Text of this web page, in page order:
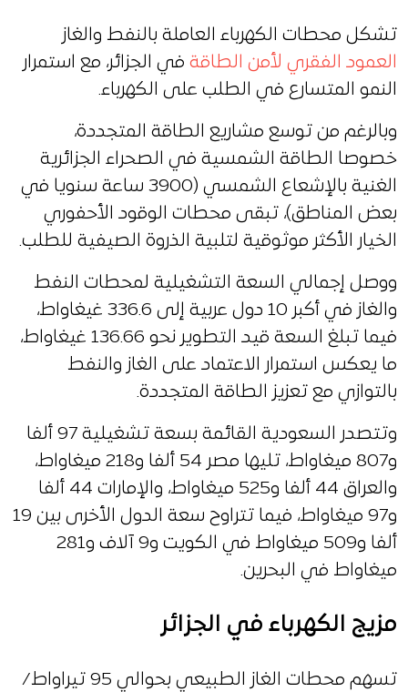
تشكل محطات الكهرباء العاملة بالنفط والغاز
العمود الفقري لأمن الطاقة في الجزائر، مع استمرار
النمو المتسارع في الطلب على الكهرباء.
وبالرغم من توسع مشاريع الطاقة المتجددة،
خصوصا الطاقة الشمسية في الصحراء الجزائرية
الغنية بالإشعاع الشمسي (3900 ساعة سنويا في
بعض المناطق)، تبقى محطات الوقود الأحفوري
الخيار الأكثر موثوقية لتلبية الذروة الصيفية للطلب.
ووصل إجمالي السعة التشغيلية لمحطات النفط
والغاز في أكبر 10 دول عربية إلى 336.6 غيغاواط،
فيما تبلغ السعة قيد التطوير نحو 136.66 غيغاواط،
ما يعكس استمرار الاعتماد على الغاز والنفط
بالتوازي مع تعزيز الطاقة المتجددة.
وتتصدر السعودية القائمة بسعة تشغيلية 97 ألفا
و807 ميغاواط، تليها مصر 54 ألفا و218 ميغاواط،
والعراق 44 ألفا و525 ميغاواط، والإمارات 44 ألفا
و97 ميغاواط، فيما تتراوح سعة الدول الأخرى بين 19
ألفا و509 ميغاواط في الكويت و9 آلاف و281
ميغاواط في البحرين.
مزيج الكهرباء في الجزائر
تسهم محطات الغاز الطبيعي بحوالي 95 تيراواط/